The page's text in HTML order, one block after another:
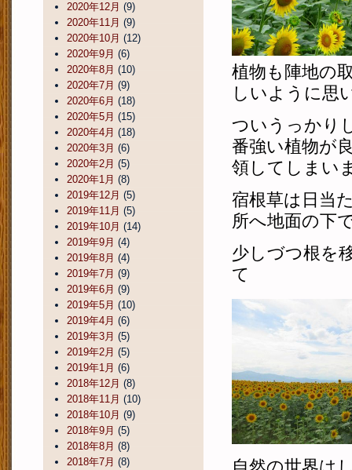
植物も陣地の
しいように思
ついうっかり
番強い植物が
領してしまい
宿根草は日当
所へ地面の下
少しづつ根を
て
2020年12月 (9)
2020年11月 (9)
2020年10月 (12)
2020年9月 (6)
2020年8月 (10)
2020年7月 (9)
2020年6月 (18)
2020年5月 (15)
2020年4月 (18)
2020年3月 (6)
2020年2月 (5)
2020年1月 (8)
2019年12月 (5)
2019年11月 (5)
2019年10月 (14)
2019年9月 (4)
2019年8月 (4)
2019年7月 (9)
2019年6月 (9)
2019年5月 (10)
2019年4月 (6)
2019年3月 (5)
2019年2月 (5)
2019年1月 (6)
2018年12月 (8)
2018年11月 (10)
2018年10月 (9)
2018年9月 (5)
2018年8月 (8)
2018年7月 (8)